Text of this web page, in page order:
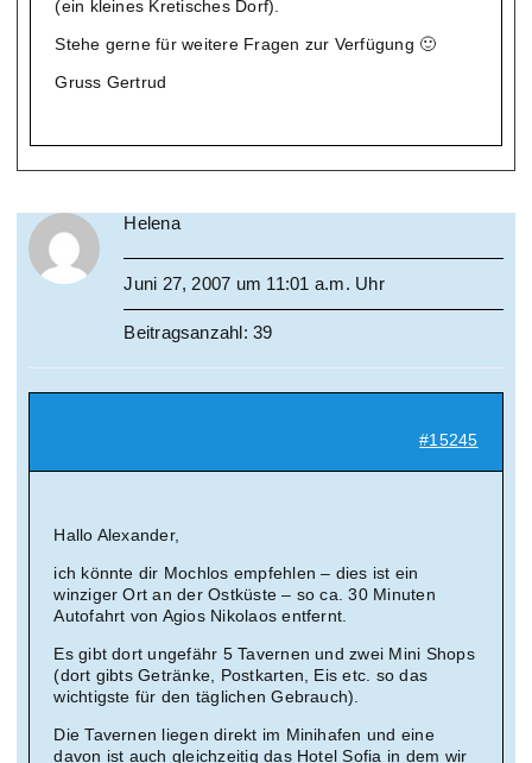
(ein kleines Kretisches Dorf).
Stehe gerne für weitere Fragen zur Verfügung 🙂
Gruss Gertrud
Helena
Juni 27, 2007 um 11:01 a.m. Uhr
Beitragsanzahl: 39
#15245
Hallo Alexander,
ich könnte dir Mochlos empfehlen – dies ist ein
winziger Ort an der Ostküste – so ca. 30 Minuten
Autofahrt von Agios Nikolaos entfernt.
Es gibt dort ungefähr 5 Tavernen und zwei Mini Shops
(dort gibts Getränke, Postkarten, Eis etc. so das
wichtigste für den täglichen Gebrauch).
Die Tavernen liegen direkt im Minihafen und eine
davon ist auch gleichzeitig das Hotel Sofia in dem wir